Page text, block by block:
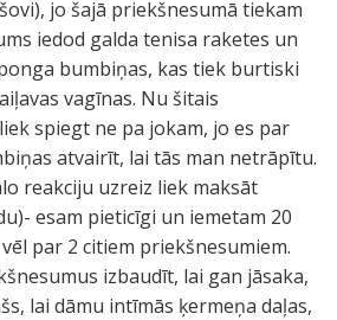
jo šajā priekšnesumā tiekam
iedod galda tenisa raketes un
bumbiņas, kas tiek burtiski
vagīnas. Nu šitais
spiegt ne pa jokam, jo es par
atvairīt, lai tās man netrāpītu.
reakciju uzreiz liek maksāt
esam pieticīgi un iemetam 20
par 2 citiem priekšnesumiem.
izbaudīt, lai gan jāsaka,
lai dāmu intīmās ķermeņa daļas,